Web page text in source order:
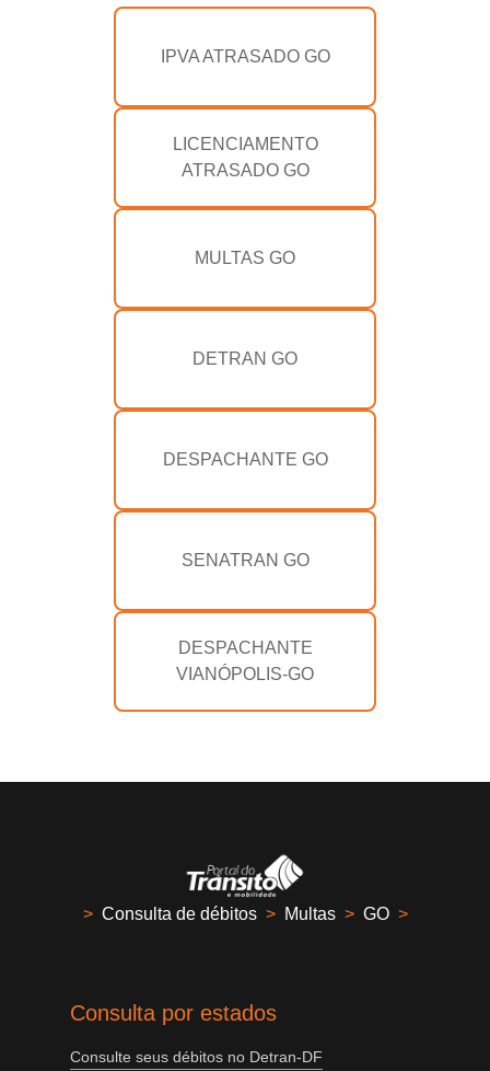
IPVA ATRASADO GO
LICENCIAMENTO
ATRASADO GO
MULTAS GO
DETRAN GO
DESPACHANTE GO
SENATRAN GO
DESPACHANTE
VIANÓPOLIS-GO
> Consulta de débitos > Multas > GO >
Consulta por estados
Consulte seus débitos no Detran-DF